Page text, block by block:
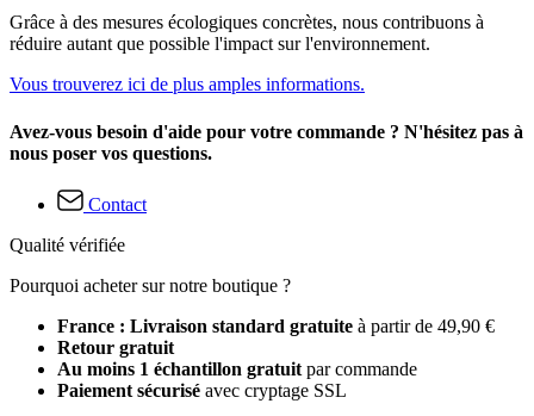
Grâce à des mesures écologiques concrètes, nous contribuons à
réduire autant que possible l'impact sur l'environnement.
Vous trouverez ici de plus amples informations.
Avez-vous besoin d'aide pour votre commande ? N'hésitez pas à
nous poser vos questions.
Contact
Qualité vérifiée
Pourquoi acheter sur notre boutique ?
France : Livraison standard gratuite à partir de 49,90 €
Retour gratuit
Au moins 1 échantillon gratuit par commande
Paiement sécurisé avec cryptage SSL